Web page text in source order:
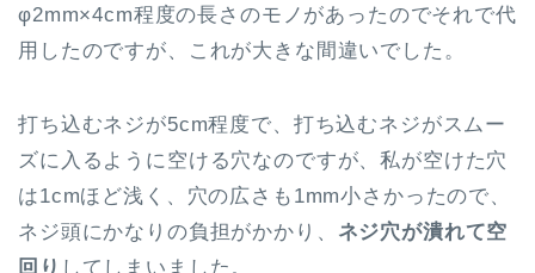
φ2mm×4cm程度の長さのモノがあったのでそれで代
用したのですが、これが大きな間違いでした。
打ち込むネジが5cm程度で、打ち込むネジがスムー
ズに入るように空ける穴なのですが、私が空けた穴
は1cmほど浅く、穴の広さも1mm小さかったので、
ネジ頭にかなりの負担がかかり、 ネジ穴が潰れて空
回り してしまいました。